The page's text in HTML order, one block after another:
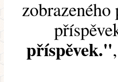
příspěvek."